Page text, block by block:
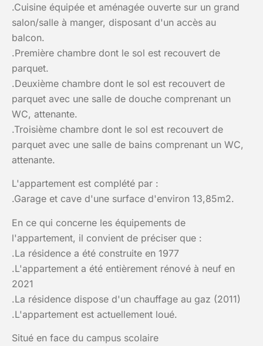
.Cuisine équipée et aménagée ouverte sur un grand
salon/salle à manger, disposant d'un accès au
balcon.
.Première chambre dont le sol est recouvert de
parquet.
.Deuxième chambre dont le sol est recouvert de
parquet avec une salle de douche comprenant un
WC, attenante.
.Troisième chambre dont le sol est recouvert de
parquet avec une salle de bains comprenant un WC,
attenante.
L'appartement est complété par :
.Garage et cave d'une surface d'environ 13,85m2.
En ce qui concerne les équipements de
l'appartement, il convient de préciser que :
.La résidence a été construite en 1977
.L'appartement a été entièrement rénové à neuf en
2021
.La résidence dispose d'un chauffage au gaz (2011)
.L'appartement est actuellement loué.
Situé en face du campus scolaire